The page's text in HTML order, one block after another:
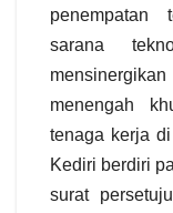
penempatan
sarana
menengah
tenaga kerja
Kediri berdiri
surat